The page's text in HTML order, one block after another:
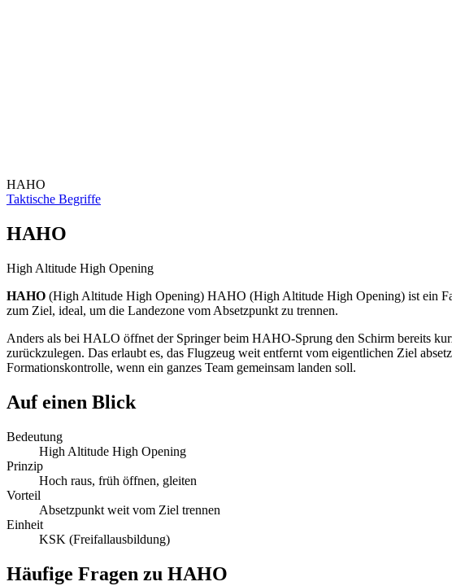
HAHO
Taktische Begriffe
HAHO
High Altitude High Opening
HAHO (High Altitude High Opening) HAHO (High Altitude High Opening) ist ein
zum Ziel, ideal, um die Landezone vom Absetzpunkt zu trennen.
Anders als bei HALO öffnet der Springer beim HAHO-Sprung den Schirm bereits
zurückzulegen. Das erlaubt es, das Flugzeug weit entfernt vom eigentlichen Ziel
Formationskontrolle, wenn ein ganzes Team gemeinsam landen soll.
Auf einen Blick
Bedeutung
High Altitude High Opening
Prinzip
Hoch raus, früh öffnen, gleiten
Vorteil
Absetzpunkt weit vom Ziel trennen
Einheit
KSK (Freifallausbildung)
Häufige Fragen zu HAHO